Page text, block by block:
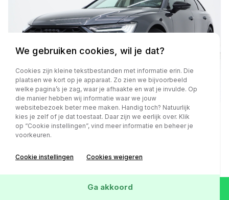
Audi A6
Sportstoelen | HUD | 360 | B&O Audio | Memory |
We gebruiken cookies, wil je dat?
Cookies zijn kleine tekstbestanden met informatie erin. Die
plaatsen we kort op je apparaat. Zo zien we bijvoorbeeld
welke pagina’s je zag, waar je afhaakte en wat je invulde. Op
die manier hebben wij informatie waar we jouw
websitebezoek beter mee maken. Handig toch? Natuurlijk
kies je zelf of je dat toestaat. Daar zijn we eerlijk over. Klik
op “Cookie instellingen”, vind meer informatie en beheer je
voorkeuren.
Cookie instellingen Cookies weigeren
Ga akkoord